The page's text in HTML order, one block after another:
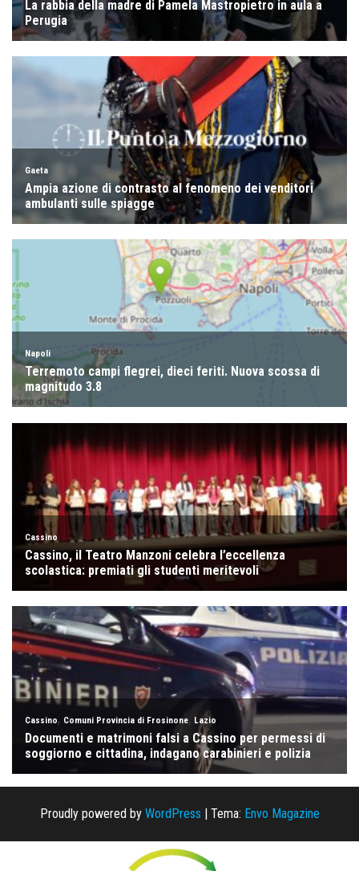
Proudly powered by WordPress | Tema: Envo Magazine